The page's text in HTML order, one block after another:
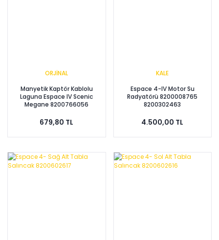
ORJİNAL
Manyetik Kaptör Kablolu
Laguna Espace IV Scenic
Megane 8200766056
679,80 TL
KALE
Espace 4-IV Motor Su
Radyatörü 8200008765
8200302463
4.500,00 TL